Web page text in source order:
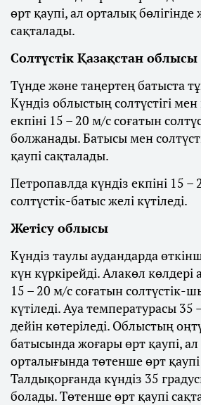
өрт қаупі, ал орталық
сақталады.
Солтүстік Қазақстан облысы
Түнде және таңертең батыста
Күндіз облыстың солтүстігі
екпіні 15 – 20 м/с соғатын
болжанады. Батысы мен
қаупі сақталады.
Петропавлда күндіз екпіні 15
солтүстік-батыс желі күтіледі.
Жетісу облысы
Күндіз таулы аудандарда
күн күркірейді. Алакөл көлдері
15 – 20 м/с соғатын солтүстік-
күтіледі. Ауа температурасы 35
дейін көтеріледі. Облыстың
батысында жоғары өрт қаупі,
орталығында төтенше өрт
Талдықорғанда күндіз 35
болады. Төтенше өрт қаупі